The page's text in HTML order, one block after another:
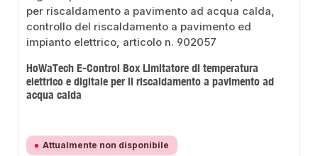
HoWaTech E-Control Box Limitatore di temperatura
elettrico e digitale per il riscaldamento a pavimento ad
acqua calda
Attualmente non disponibile